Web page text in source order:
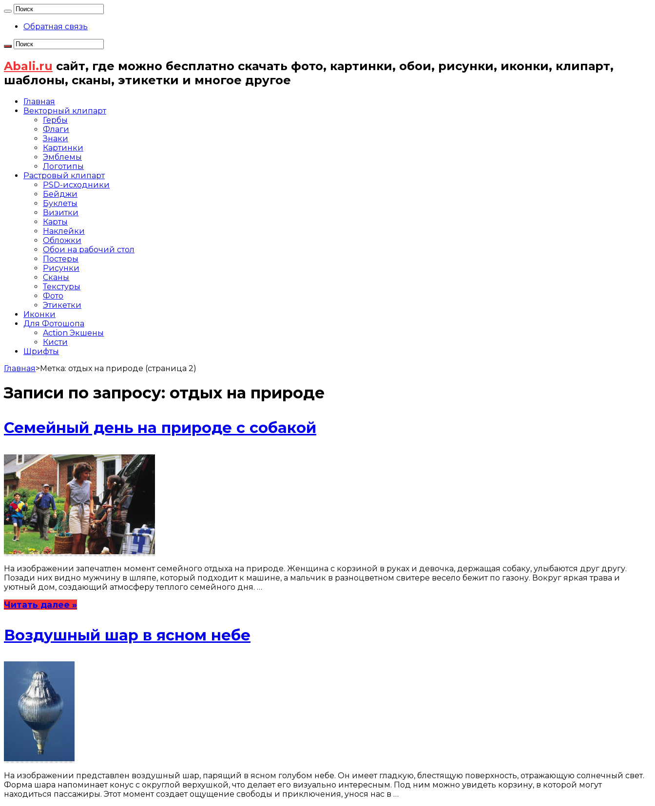
Обратная связь
Abali.ru сайт, где можно бесплатно скачать фото, картинки, обои, рисунки, иконки, клипарт,
шаблоны, сканы, этикетки и многое другое
Главная
Векторный клипарт
Гербы
Флаги
Знаки
Картинки
Эмблемы
Логотипы
Растровый клипарт
PSD-исходники
Бейджи
Буклеты
Визитки
Карты
Наклейки
Обложки
Обои на рабочий стол
Постеры
Рисунки
Сканы
Текстуры
Фото
Этикетки
Иконки
Для Фотошопа
Action Экшены
Кисти
Шрифты
Главная>Метка: отдых на природе (страница 2)
Записи по запросу: отдых на природе
Семейный день на природе с собакой
На изображении запечатлен момент семейного отдыха на природе. Женщина с корзиной в руках и девочка, держащая собаку, улыбаются друг другу.
Позади них видно мужчину в шляпе, который подходит к машине, а мальчик в разноцветном свитере весело бежит по газону. Вокруг яркая трава и
уютный дом, создающий атмосферу теплого семейного дня. …
Читать далее »
Воздушный шар в ясном небе
На изображении представлен воздушный шар, парящий в ясном голубом небе. Он имеет гладкую, блестящую поверхность, отражающую солнечный свет.
Форма шара напоминает конус с округлой верхушкой, что делает его визуально интересным. Под ним можно увидеть корзину, в которой могут
находиться пассажиры. Этот момент создает ощущение свободы и приключения, унося нас в …